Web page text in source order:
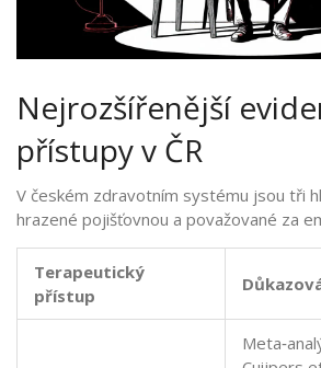
Nejrozšířenější
přístupy v ČR
V českém zdravotním systému jsou tři
hrazené pojišťovnou a považované za
Terapeutický
přístup